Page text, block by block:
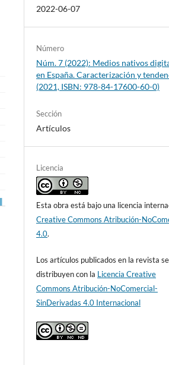
2022-06-07
Número
Núm. 7 (2022): Medios nativos
en España. Caracterización y
(2021, ISBN: 978-84-17600-60-0)
Sección
Artículos
Licencia
Esta obra está bajo una licencia
Creative Commons Atribución-
4.0.
Los artículos publicados en la revista se
distribuyen con la Licencia Creative
Commons Atribución-NoComercial-
SinDerivadas 4.0 Internacional